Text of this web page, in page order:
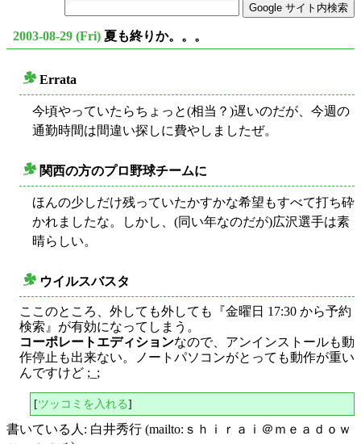
2003-08-29 (Fri) 夏も終りか。。。
Errata
今頃やっていたらちょっと(相当？)遅いのだが、今週の
通勤時間は間違い探しに費やしましたぜ。
関西の方のプロ野球チームに
ほんの少しだけ残っていたかすかな希望もすべて打ち砕
かれましたな。しかし、(同い年なのだが)広沢選手は素
晴らしい。
ウイルスバスタ
ここのところ、外しても外しても『金曜日 17:30 から予約
検索』が有効になってしまう。
コーポレートエディションなので、アンインストールも動
作停止も出来ない。ノートパソコンがとっても動作が重い
んですけど ;_;
[ツッコミを入れる]
書いている人: 白井秀行 (mailto:ｓｈｉｒａｉ＠ｍｅａｄｏｗ